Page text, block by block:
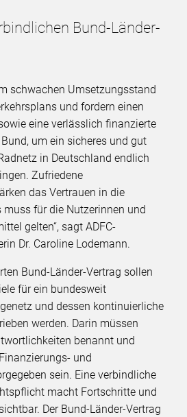
Bund-Länder-
schwachen Umsetzungsstand
und fordern einen
eine verlässlich finanzierte
um ein sicheres und gut
in Deutschland endlich
Zufriedene
das Vertrauen in die
für die Nutzerinnen und
gelten“, sagt ADFC-
Dr. Caroline Lodemann.
Bund-Länder-Vertrag sollen
für ein bundesweit
und dessen kontinuierliche
werden. Darin müssen
benannt und
und
sein. Eine verbindliche
macht Fortschritte und
Der Bund-Länder-Vertrag